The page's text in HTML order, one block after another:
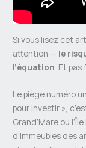
Si vous lisez cet
attention — le
l’équation. Et
Le piège numéro
pour investir »,
Grand’Mare ou
d’immeubles des